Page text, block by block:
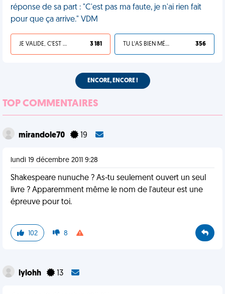
réponse de sa part : "C'est pas ma faute, je n'ai rien fait
pour que ça arrive." VDM
JE VALIDE, C'EST UNE VDM 3 181 TU L'AS BIEN MÉRITÉ 356
ENCORE, ENCORE !
TOP COMMENTAIRES
mirandole70 19
lundi 19 décembre 2011 9:28
Shakespeare nunuche ? As-tu seulement ouvert un seul
livre ? Apparemment même le nom de l'auteur est une
épreuve pour toi.
102 8
lylohh 13